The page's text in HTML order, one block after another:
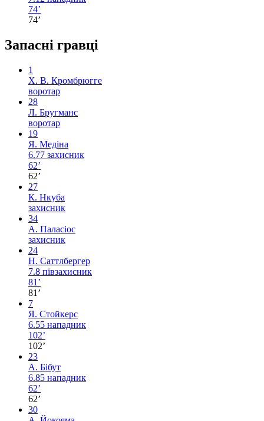
74’
74’
Запасні гравці
1
Х. В. Кромбрюгге
воротар
28
Л. Бругманс
воротар
19
Я. Медіна
6.77 захисник
62’
62’
27
К. Нкуба
захисник
34
А. Паласіос
захисник
24
Н. Саттлбергер
7.8 півзахисник
81’
81’
7
Я. Стойкерс
6.55 нападник
102’
102’
23
А. Бібут
6.85 нападник
62’
62’
30